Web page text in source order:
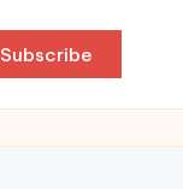
Subscribe